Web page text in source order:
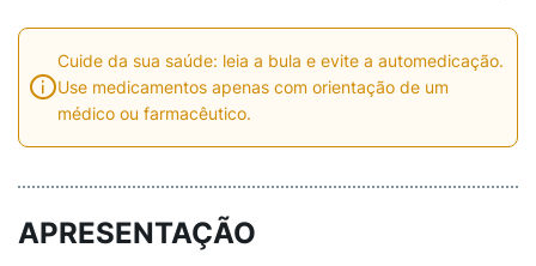
Cuide da sua saúde: leia a bula e evite a automedicação.
Use medicamentos apenas com orientação de um
médico ou farmacêutico.
APRESENTAÇÃO